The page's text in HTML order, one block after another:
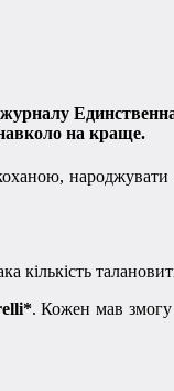
на краще.
кількість
. Кожен мав